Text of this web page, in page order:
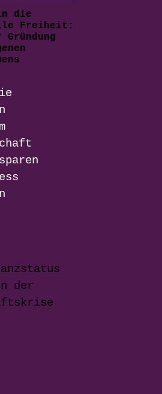
die
Freiheit:
der